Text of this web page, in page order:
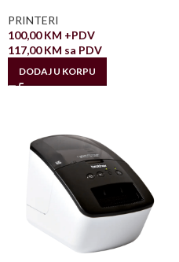
PRINTERI
100,00KM +PDV
117,00KM sa PDV
DODAJ U KORPU